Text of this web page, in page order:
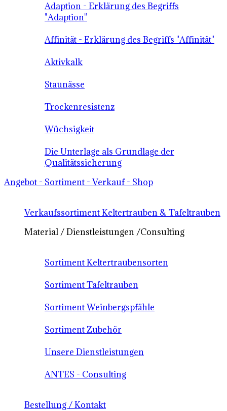
Adaption - Erklärung des Begriffs
"Adaption"
Affinität - Erklärung des Begriffs "Affinität"
Aktivkalk
Staunässe
Trockenresistenz
Wüchsigkeit
Die Unterlage als Grundlage der
Qualitätssicherung
Angebot - Sortiment - Verkauf - Shop
Verkaufssortiment Keltertrauben & Tafeltrauben
Material / Dienstleistungen /Consulting
Sortiment Keltertraubensorten
Sortiment Tafeltrauben
Sortiment Weinbergspfähle
Sortiment Zubehör
Unsere Dienstleistungen
ANTES - Consulting
Bestellung / Kontakt